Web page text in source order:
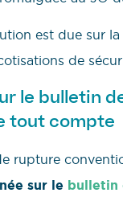
est due sur
de
le bulletin
tout compte
rupture
sur le bulletin